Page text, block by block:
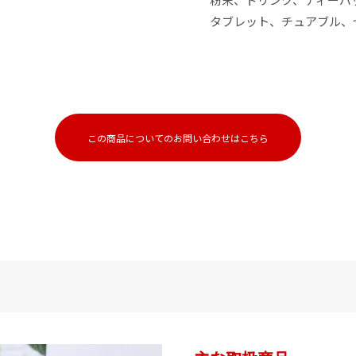
タブレット、チュアブル
この商品についてのお問い合わせはこちら